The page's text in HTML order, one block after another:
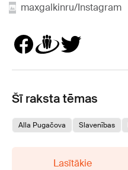
maxgalkinru/Instagram
Šī raksta tēmas
Alla Pugačova Slavenības
Lasītākie